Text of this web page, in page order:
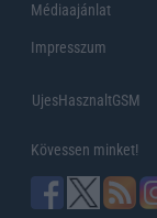
Médiaajánlat
Impresszum
UjesHasznaltGSM
Kövessen minket!